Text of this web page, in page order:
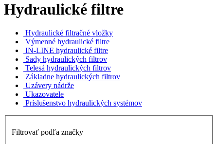
Hydraulické filtre
Hydraulické filtračné vložky
Výmenné hydraulické filtre
IN-LINE hydraulické filtre
Sady hydraulických filtrov
Telesá hydraulických filtrov
Základne hydraulických filtrov
Uzávery nádrže
Ukazovatele
Príslušenstvo hydraulických systémov
Filtrovať podľa značky